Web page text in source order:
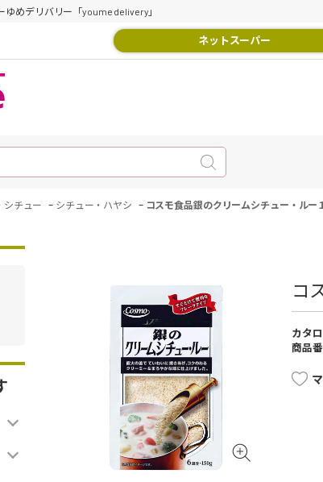
ゆめデリバリー「youme delivery」
ネットスーパー
シチュー - シチュー・ハヤシ - コスモ食品銀のクリームシチュー・ルー
コ
カタ
商品